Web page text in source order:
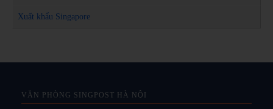
Xuất khẩu Singapore
VĂN PHÒNG SINGPOST HÀ NỘI